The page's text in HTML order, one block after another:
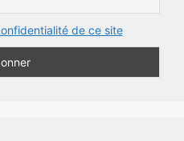
de ce site